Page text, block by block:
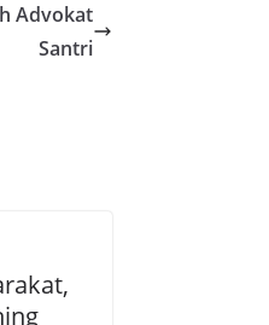
Advokat
Santri